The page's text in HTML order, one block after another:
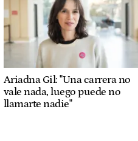
Ariadna Gil: "Una carrera no
vale nada, luego puede no
llamarte nadie"